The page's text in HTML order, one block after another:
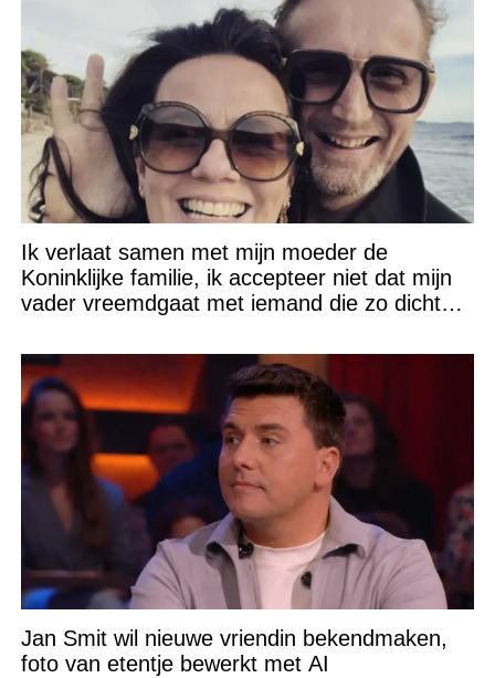
Ik verlaat samen met mijn moeder de
Koninklijke familie, ik accepteer niet dat mijn
vader vreemdgaat met iemand die zo dichtbij
Jan Smit wil nieuwe vriendin bekendmaken,
foto van etentje bewerkt met AI